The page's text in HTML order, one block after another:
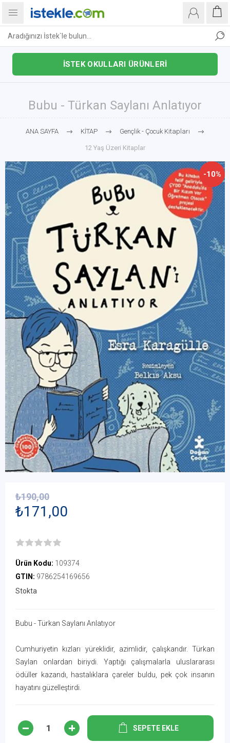
İSTEK OKULLARI ÜRÜNLERİ
Bubu - Türkan Saylanı Anlatıyor
ANA SAYFA KİTAP Gençlik - Çocuk Kitapları
12 Yaş Üzeri Kitaplar
-10%
₺171,00
₺190,00
Ürün Kodu: 109374
GTIN: 9786254169656
Stokta
Bubu - Türkan Saylanı Anlatıyor
Cumhuriyetin kızları yüreklidir, azimlidir, çalışkandır. Türkan
Saylan onlardan biriydi. Yaptığı çalışmalarla uluslararası
ödüller kazandı, hastalıklara çareler buldu, pek çok insanın
hayatını güzelleştirdi.
SEPETE EKLE